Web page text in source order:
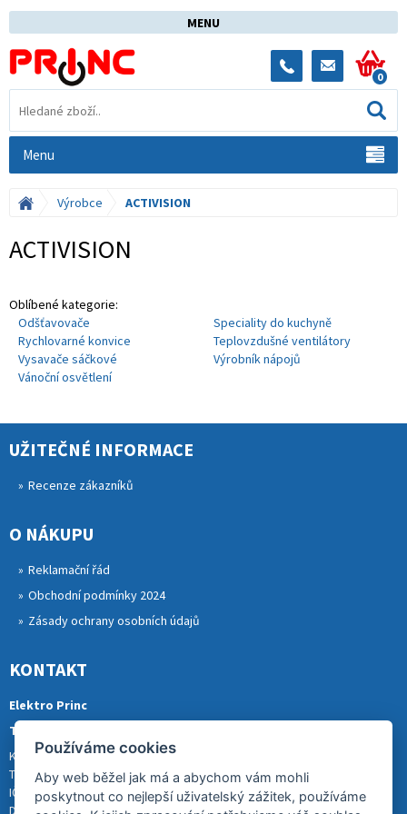
MENU
0
Menu
Výrobce ACTIVISION
ACTIVISION
Oblíbené kategorie:
Odšťavovače
Speciality do kuchyně
Rychlovarné konvice
Teplovzdušné ventilátory
Vysavače sáčkové
Výrobník nápojů
Vánoční osvětlení
UŽITEČNÉ INFORMACE
Recenze zákazníků
O NÁKUPU
Reklamační řád
Obchodní podmínky 2024
Zásady ochrany osobních údajů
KONTAKT
Elektro Princ
Tomáš Princ
Krkonošská 290, 46841 TANVALD
Tel.: 773 880 988
IČ: 01153731
DIČ: CZ8007202522
Používáme cookies
Aby web běžel jak má a abychom vám mohli
poskytnout co nejlepší uživatelský zážitek, používáme